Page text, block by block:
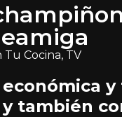
Tu Cocina, TV
también